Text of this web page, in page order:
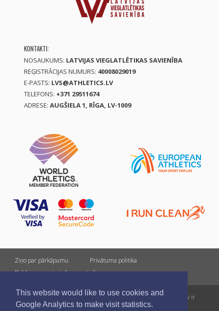
This website would like to use cookies and
Google Analytics to make visit statistics.
KONTAKTI:
NOSAUKUMS: LATVIJAS VIEGLATLĒTIKAS SAVIENĪBA
REĢISTRĀCIJAS NUMURS: 40008029019
E-PASTS: LVS@ATHLETICS.LV
TELEFONS: +371 29511674
ADRESE: AUGŠIELA 1, RĪGA, LV-1009
Ziņo par pārkāpumu
Privātuma politika
Pirkšanas un atgriešanas noteikumi
Visas tiesības rezervētas. Pārpublicēšanas gadījumā saite uz athletics.lv ir